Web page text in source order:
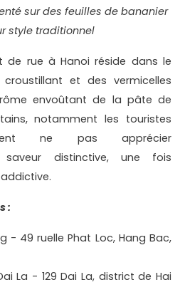
sur des feuilles de bananier
style traditionnel
rue à Hanoi réside dans le
et des vermicelles
envoûtant de la pâte de
notamment les touristes
ne pas apprécier
distinctive, une fois
:
- 49 ruelle Phat Loc, Hang Bac,
La - 129 Dai La, district de Hai